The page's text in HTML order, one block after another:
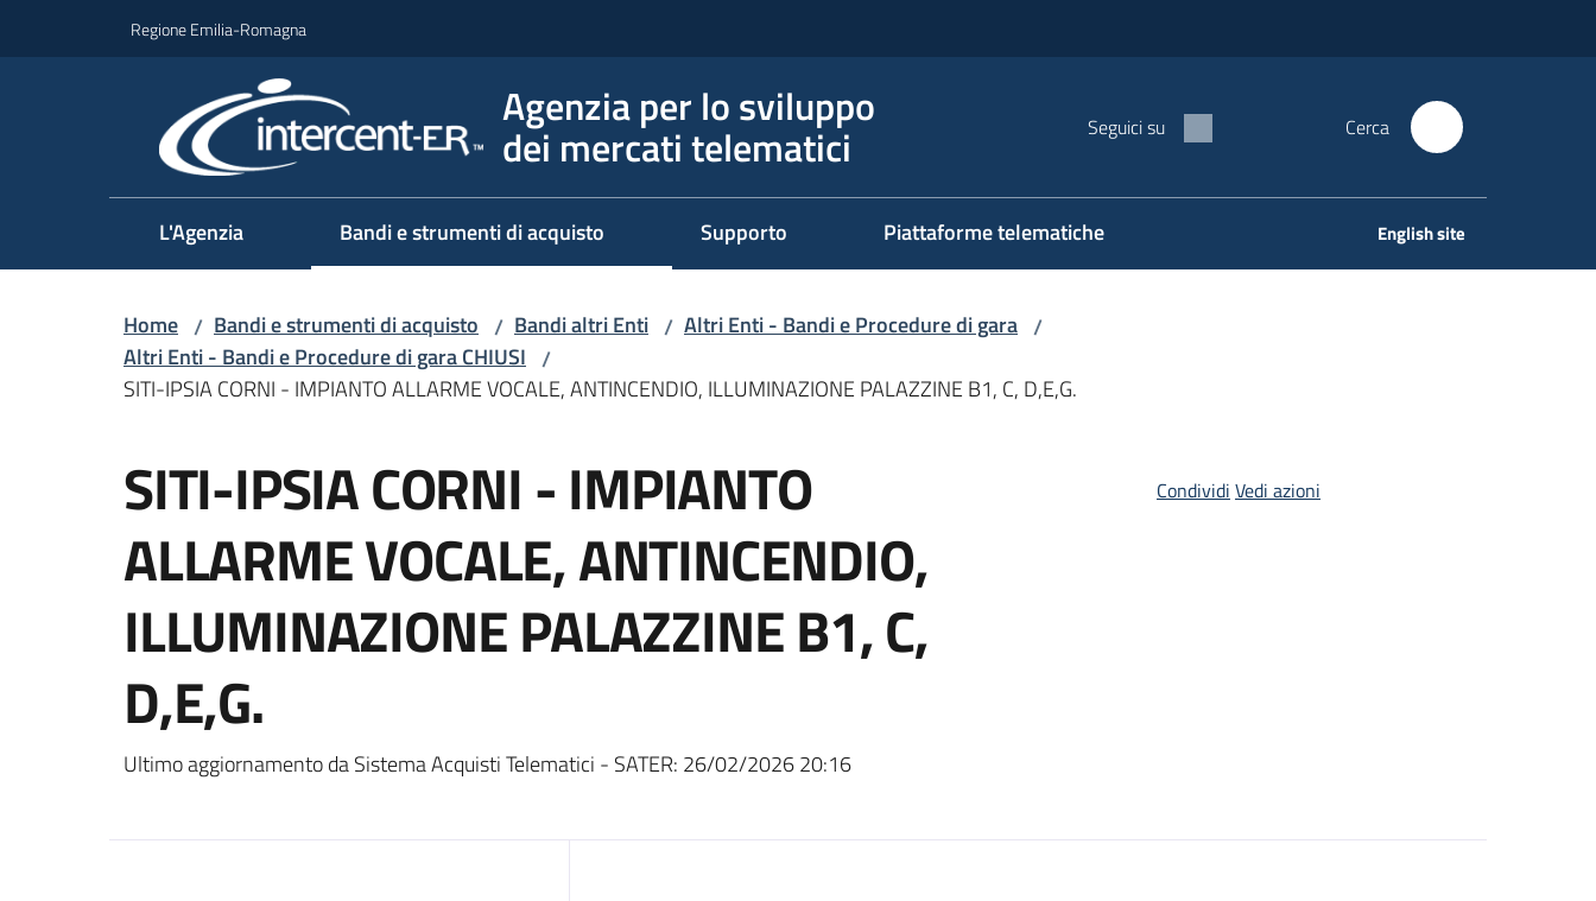
Regione Emilia-Romagna
Agenzia per lo sviluppo
dei mercati telematici Seguici su Cerca
L'Agenzia Bandi e strumenti di acquisto Supporto Piattaforme telematiche English site
Home / Bandi e strumenti di acquisto / Bandi altri Enti / Altri Enti - Bandi e Procedure di gara /
Altri Enti - Bandi e Procedure di gara CHIUSI /
SITI-IPSIA CORNI - IMPIANTO ALLARME VOCALE, ANTINCENDIO, ILLUMINAZIONE PALAZZINE B1, C, D,E,G.
SITI-IPSIA CORNI - IMPIANTO
ALLARME VOCALE, ANTINCENDIO,
ILLUMINAZIONE PALAZZINE B1, C,
D,E,G.
Ultimo aggiornamento da Sistema Acquisti Telematici - SATER: 26/02/2026 20:16
Condividi Vedi azioni